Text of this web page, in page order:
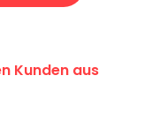
Kunden aus